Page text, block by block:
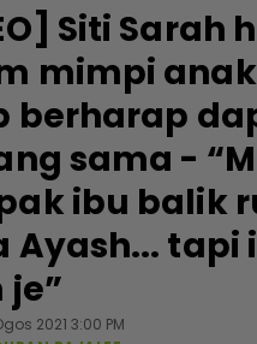
Siti Sarah
mimpi
berharap
sama -
ibu balik
Ayash... tapi
2021 3:00 PM